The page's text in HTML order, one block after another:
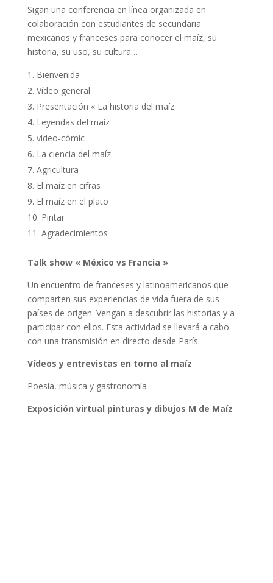
Sigan una conferencia en línea organizada en
colaboración con estudiantes de secundaria
mexicanos y franceses para conocer el maíz, su
historia, su uso, su cultura…
Bienvenida
Vídeo general
Presentación « La historia del maíz
Leyendas del maíz
vídeo-cómic
La ciencia del maíz
Agricultura
El maíz en cifras
El maíz en el plato
Pintar
Agradecimientos
Talk show « México vs Francia »
Un encuentro de franceses y latinoamericanos que
comparten sus experiencias de vida fuera de sus
países de origen. Vengan a descubrir las historias y a
participar con ellos. Esta actividad se llevará a cabo
con una transmisión en directo desde París.
Vídeos y entrevistas en torno al maíz
Poesía, música y gastronomía
Exposición virtual pinturas y dibujos M de Maíz